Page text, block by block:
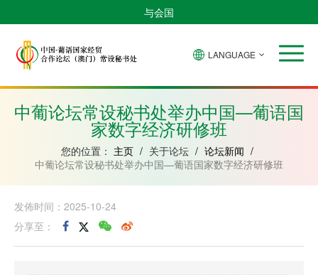
与会国
安
比
绍
內
亚
克
和
普
比
LANGUAGE
中葡论坛常设秘书处举办中国—葡语国
家数字经济研修班
您的位置： 主页 / 关于论坛 / 论坛新闻 /
中葡论坛常设秘书处举办中国—葡语国家数字经济研修班
发佈时间：2025-10-24
分享至：